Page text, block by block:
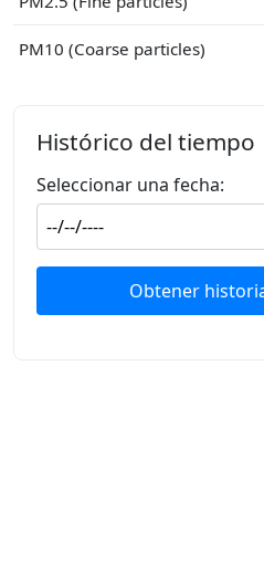
PM10 (Coarse particles)
Histórico del tiempo
Seleccionar una fecha:
Obtener